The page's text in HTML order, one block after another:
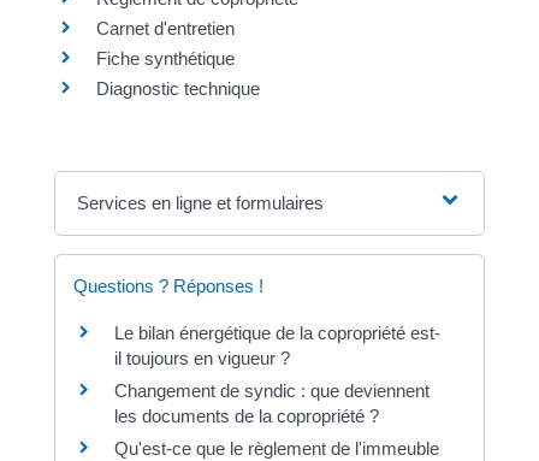
Carnet d'entretien
Fiche synthétique
Diagnostic technique
Services en ligne et formulaires
Questions ? Réponses !
Le bilan énergétique de la copropriété est-
il toujours en vigueur ?
Changement de syndic : que deviennent
les documents de la copropriété ?
Qu'est-ce que le règlement de l'immeuble